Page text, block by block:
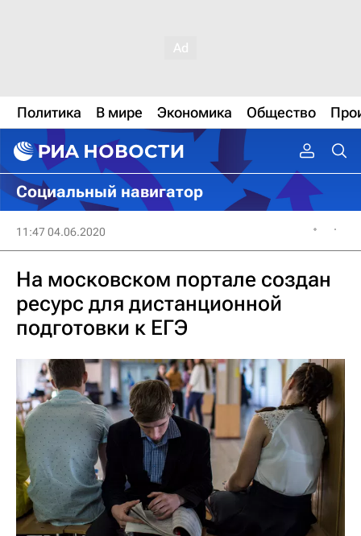
Политика В мире Экономика Общество
Социальный навигатор
11:47 04.06.2020
На московском портале создан
ресурс для дистанционной
подготовки к ЕГЭ